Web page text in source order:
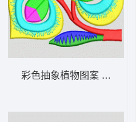
彩色抽象植物图案 简单花